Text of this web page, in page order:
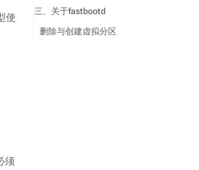
使
须
三、关于fastbootd
删除与创建虚拟分区